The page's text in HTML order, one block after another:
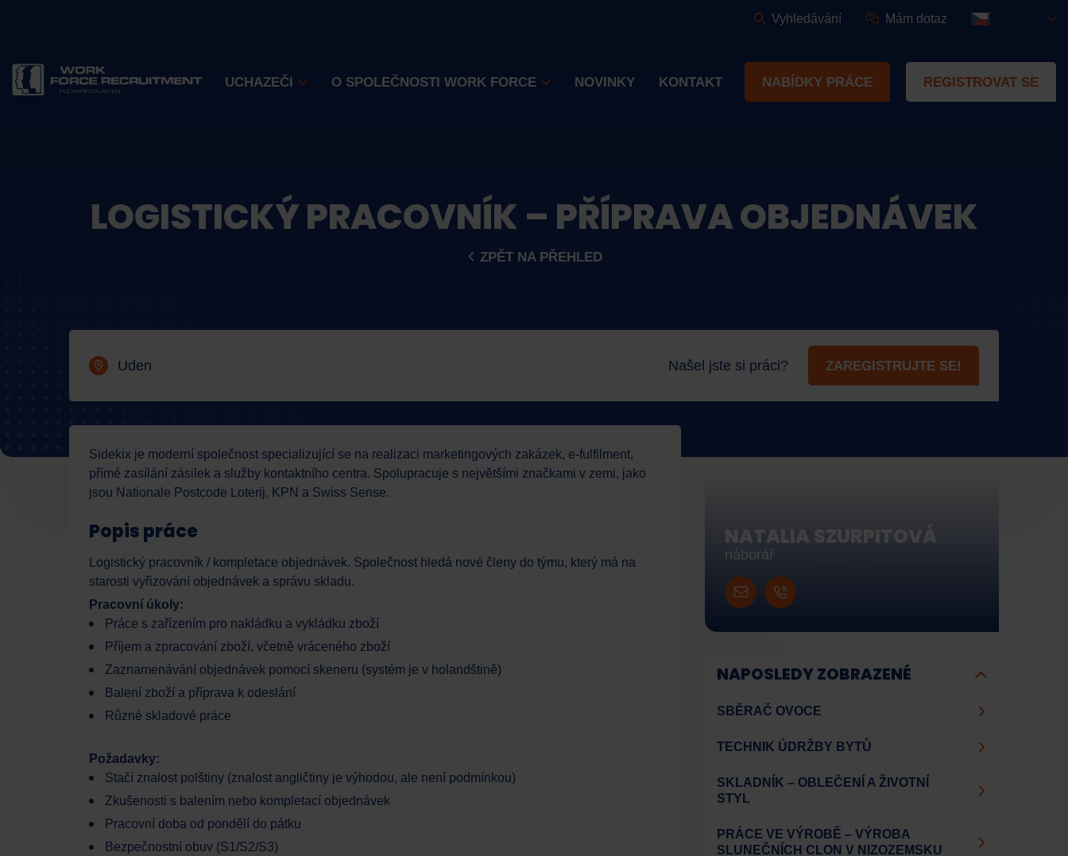
Vyhledávání Mám dotaz
UCHAZEČI O SPOLEČNOSTI WORK FORCE NOVINKY KONTAKT NABÍDKY PRÁCE REGISTROVAT SE
LOGISTICKÝ PRACOVNÍK – PŘÍPRAVA OBJEDNÁVEK
ZPĚT NA PŘEHLED
Uden Našel jste si práci? ZAREGISTRUJTE SE!
Sidekix je moderní společnost specializující se na realizaci marketingových zakázek, e-fulfilment,
přímé zasílání zásilek a služby kontaktního centra. Spolupracuje s největšími značkami v zemi, jako
jsou Nationale Postcode Loterij, KPN a Swiss Sense.
Popis práce
Logistický pracovník / kompletace objednávek. Společnost hledá nové členy do týmu, který má na
starosti vyřizování objednávek a správu skladu.
Pracovní úkoly:
Práce s zařízením pro nakládku a vykládku zboží
Příjem a zpracování zboží, včetně vráceného zboží
Zaznamenávání objednávek pomocí skeneru (systém je v holandštině)
Balení zboží a příprava k odeslání
Různé skladové práce
Požadavky:
Stačí znalost polštiny (znalost angličtiny je výhodou, ale není podmínkou)
Zkušenosti s balením nebo kompletací objednávek
Pracovní doba od pondělí do pátku
Bezpečnostní obuv (S1/S2/S3)
NATALIA SZURPITOVÁ
náborář
NAPOSLEDY ZOBRAZENÉ
SBĚRAČ OVOCE
TECHNIK ÚDRŽBY BYTŮ
SKLADNÍK – OBLEČENÍ A ŽIVOTNÍ
STYL
PRÁCE VE VÝROBĚ – VÝROBA
SLUNEČNÍCH CLON V NIZOZEMSKU